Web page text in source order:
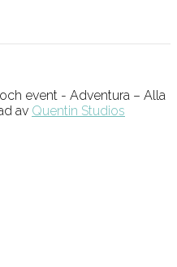
event - Adventura – Alla
av Quentin Studios